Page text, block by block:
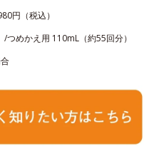
円（税込）
めかえ用 110mL（約55回分）